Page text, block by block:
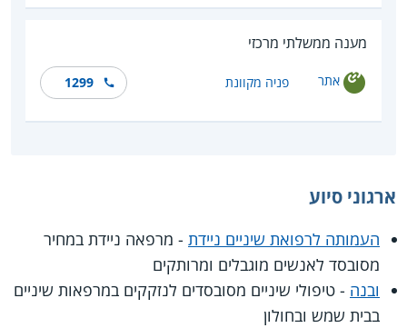
מענה ממשלתי מרכזי
אתר פניה מקוונת 1299
ארגוני סיוע
העמותה לרפואת שיניים ניידת - מרפאה ניידת במחיר
מסובסד לאנשים מוגבלים ומרותקים
ובנה - טיפולי שיניים מסובסדים לנזקקים במרפאות שיניים
בבית שמש ובחולון